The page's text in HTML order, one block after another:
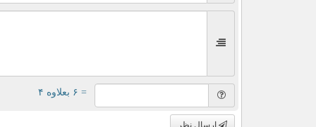
= ۶ بعلاوه ۴
ارسال نظر